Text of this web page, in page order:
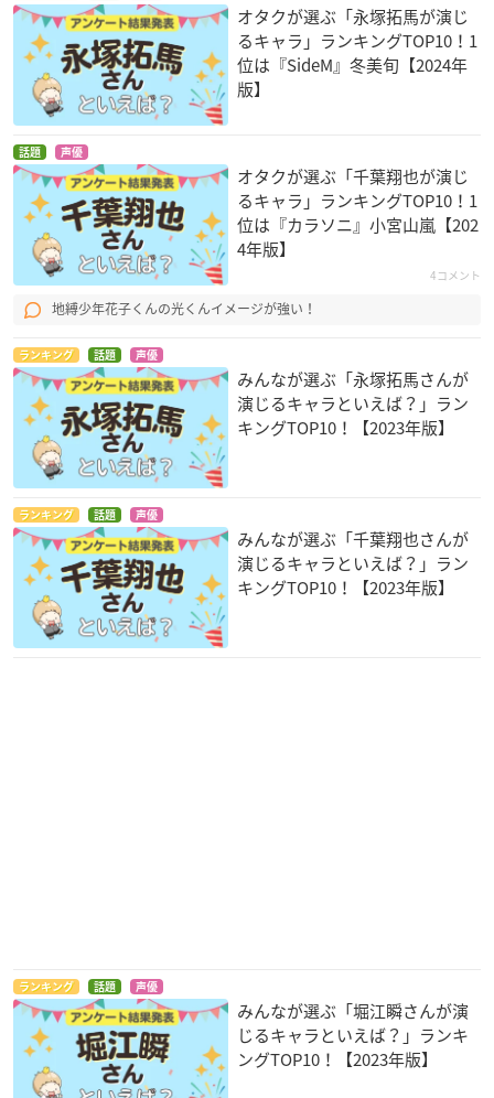
オタクが選ぶ「永塚拓馬が演じ
るキャラ」ランキングTOP10！1
位は『SideM』冬美旬【2024年
版】
話題 声優
オタクが選ぶ「千葉翔也が演じ
るキャラ」ランキングTOP10！1
位は『カラソニ』小宮山嵐【202
4年版】
4コメント
地縛少年花子くんの光くんイメージが強い！
ランキング 話題 声優
みんなが選ぶ「永塚拓馬さんが
演じるキャラといえば？」ラン
キングTOP10！【2023年版】
ランキング 話題 声優
みんなが選ぶ「千葉翔也さんが
演じるキャラといえば？」ラン
キングTOP10！【2023年版】
ランキング 話題 声優
みんなが選ぶ「堀江瞬さんが演
じるキャラといえば？」ランキ
ングTOP10！【2023年版】